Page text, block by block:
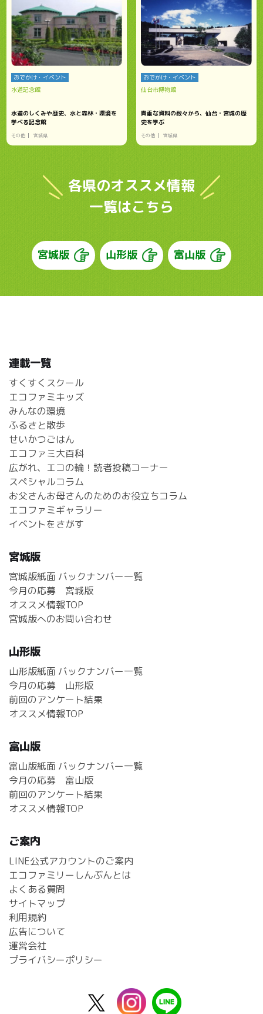
おでかけ・イベント
水道記念館
水道のしくみや歴史、水と森林・環境を
学べる記念館
その他 宮城県
おでかけ・イベント
仙台市博物館
貴重な資料の数々から、仙台・宮城の歴
史を学ぶ
その他 宮城県
各県のオススメ情報
一覧はこちら
宮城版 山形版 富山版
連載一覧
すくすくスクール
エコファミキッズ
みんなの環境
ふるさと散歩
せいかつごはん
エコファミ大百科
広がれ、エコの輪！読者投稿コーナー
スペシャルコラム
お父さんお母さんのためのお役立ちコラム
エコファミギャラリー
イベントをさがす
宮城版
宮城版紙面 バックナンバー一覧
今月の応募 宮城版
オススメ情報TOP
宮城版へのお問い合わせ
山形版
山形版紙面 バックナンバー一覧
今月の応募 山形版
前回のアンケート結果
オススメ情報TOP
富山版
富山版紙面 バックナンバー一覧
今月の応募 富山版
前回のアンケート結果
オススメ情報TOP
ご案内
LINE公式アカウントのご案内
エコファミリーしんぶんとは
よくある質問
サイトマップ
利用規約
広告について
運営会社
プライバシーポリシー
instagram